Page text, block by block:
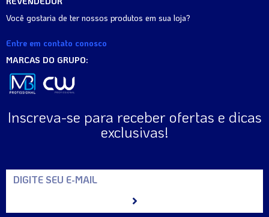
Você gostaria de ter nossos produtos em sua loja?
Entre em contato conosco
MARCAS DO GRUPO:
Inscreva-se para receber ofertas e dicas
exclusivas!